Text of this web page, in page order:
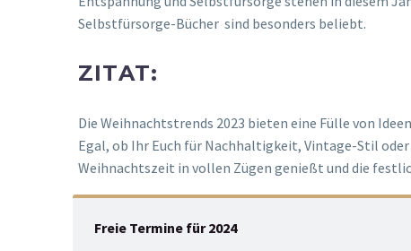
Selbstfürsorge-Bücher sind besonders beliebt.
ZITAT:
Die Weihnachtstrends 2023 bieten eine Fülle von
Egal, ob Ihr Euch für Nachhaltigkeit, Vintage-Stil
Weihnachtszeit in vollen Zügen genießt und die
Freie Termine für 2024